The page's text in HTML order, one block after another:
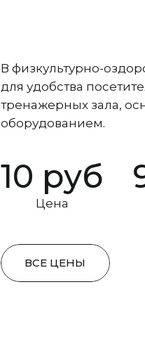
В физкультурно-
для удобства
тренажерных зала,
оборудованием.
10 руб
Цена
ВСЕ ЦЕНЫ